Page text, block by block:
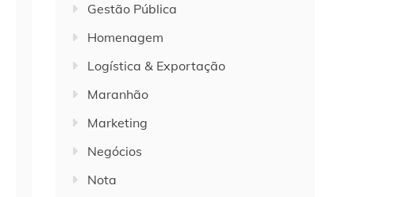
Gestão Pública
Homenagem
Logística & Exportação
Maranhão
Marketing
Negócios
Nota